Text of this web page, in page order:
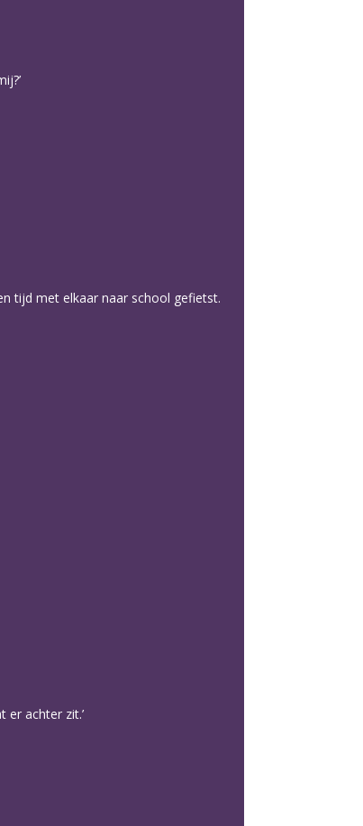
tijd met elkaar naar school gefietst.
er achter zit.’